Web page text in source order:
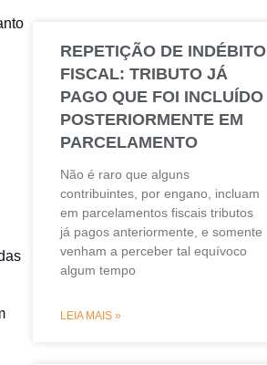
REPETIÇÃO DE INDÉBITO
FISCAL: TRIBUTO JÁ
PAGO QUE FOI INCLUÍDO
POSTERIORMENTE EM
PARCELAMENTO
Não é raro que alguns
contribuintes, por engano, incluam
em parcelamentos fiscais tributos
já pagos anteriormente, e somente
venham a perceber tal equívoco
algum tempo
LEIA MAIS »